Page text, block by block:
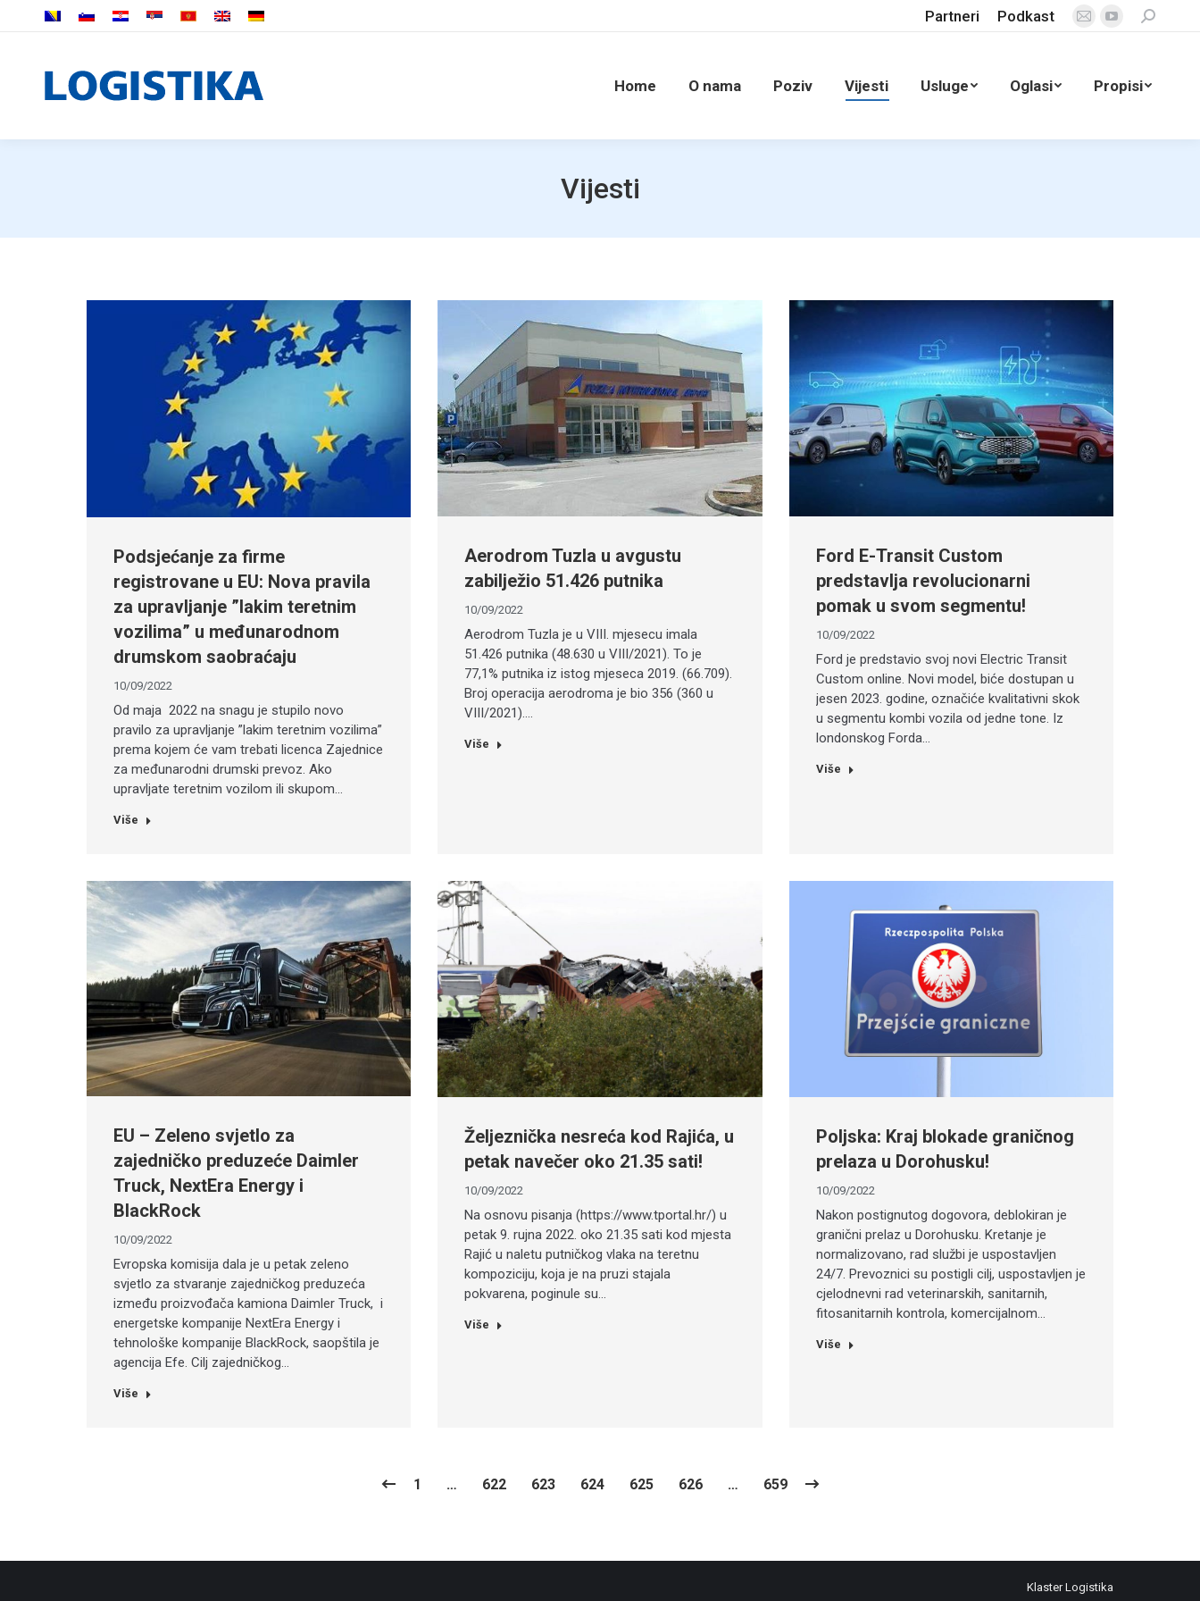
Partneri Podkast
Mail
window
YouTube
in
window
Search:
Home O nama Poziv Vijesti Usluge Oglasi Propisi
Vijesti
Podsjećanje za firme
registrovane u EU: Nova pravila
za upravljanje ”lakim teretnim
vozilima” u međunarodnom
drumskom saobraćaju
10/09/2022
Od maja 2022 na snagu je stupilo novo
pravilo za upravljanje ”lakim teretnim vozilima”
prema kojem će vam trebati licenca Zajednice
za međunarodni drumski prevoz. Ako
upravljate teretnim vozilom ili skupom…
Više
Aerodrom Tuzla u avgustu
zabilježio 51.426 putnika
10/09/2022
Aerodrom Tuzla je u VIII. mjesecu imala
51.426 putnika (48.630 u VIII/2021). To je
77,1% putnika iz istog mjeseca 2019. (66.709).
Broj operacija aerodroma je bio 356 (360 u
VIII/2021).…
Više
Ford E-Transit Custom
predstavlja revolucionarni
pomak u svom segmentu!
10/09/2022
Ford je predstavio svoj novi Electric Transit
Custom online. Novi model, biće dostupan u
jesen 2023. godine, označiće kvalitativni skok
u segmentu kombi vozila od jedne tone. Iz
londonskog Forda…
Više
EU – Zeleno svjetlo za
zajedničko preduzeće Daimler
Truck, NextEra Energy i
BlackRock
10/09/2022
Evropska komisija dala je u petak zeleno
svjetlo za stvaranje zajedničkog preduzeća
između proizvođača kamiona Daimler Truck, i
energetske kompanije NextEra Energy i
tehnološke kompanije BlackRock, saopštila je
agencija Efe. Cilj zajedničkog…
Više
Željeznička nesreća kod Rajića, u
petak navečer oko 21.35 sati!
10/09/2022
Na osnovu pisanja (https://www.tportal.hr/) u
petak 9. rujna 2022. oko 21.35 sati kod mjesta
Rajić u naletu putničkog vlaka na teretnu
kompoziciju, koja je na pruzi stajala
pokvarena, poginule su…
Više
Poljska: Kraj blokade graničnog
prelaza u Dorohusku!
10/09/2022
Nakon postignutog dogovora, deblokiran je
granični prelaz u Dorohusku. Kretanje je
normalizovano, rad službi je uspostavljen
24/7. Prevoznici su postigli cilj, uspostavljen je
cjelodnevni rad veterinarskih, sanitarnih,
fitosanitarnih kontrola, komercijalnom…
Više
1 … 622 623 624 625 626 … 659
Klaster Logistika